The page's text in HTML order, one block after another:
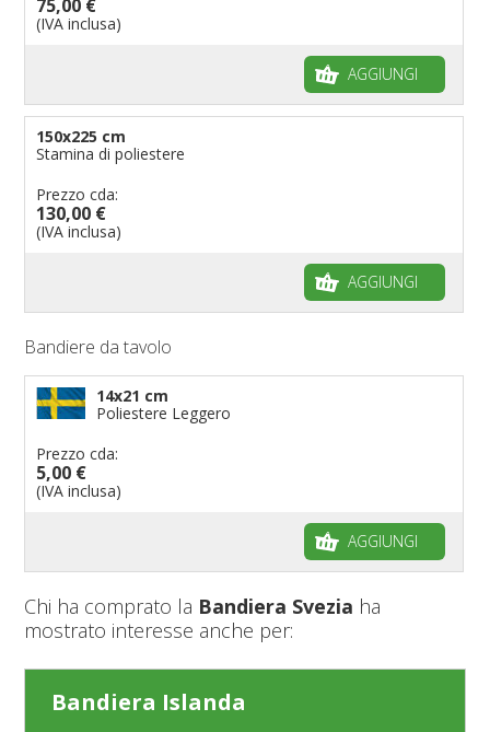
75,00 €
(IVA inclusa)
AGGIUNGI
150x225 cm
Stamina di poliestere
Prezzo cda:
130,00 €
(IVA inclusa)
AGGIUNGI
Bandiere da tavolo
14x21 cm
Poliestere Leggero
Prezzo cda:
5,00 €
(IVA inclusa)
AGGIUNGI
Chi ha comprato la Bandiera Svezia ha
mostrato interesse anche per:
Bandiera Islanda